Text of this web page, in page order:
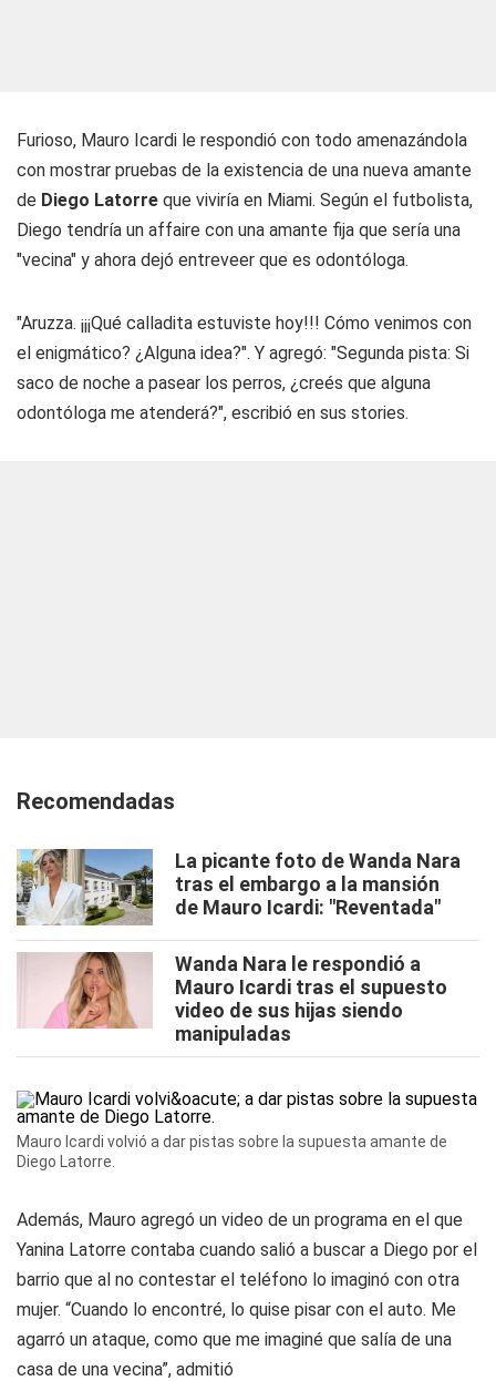
Furioso, Mauro Icardi le respondió con todo amenazándola
con mostrar pruebas de la existencia de una nueva amante
de Diego Latorre que viviría en Miami. Según el futbolista,
Diego tendría un affaire con una amante fija que sería una
"vecina" y ahora dejó entreveer que es odontóloga.
"Aruzza. ¡¡¡Qué calladita estuviste hoy!!! Cómo venimos con
el enigmático? ¿Alguna idea?". Y agregó: "Segunda pista: Si
saco de noche a pasear los perros, ¿creés que alguna
odontóloga me atenderá?", escribió en sus stories.
Recomendadas
La picante foto de Wanda Nara
tras el embargo a la mansión
de Mauro Icardi: "Reventada"
Wanda Nara le respondió a
Mauro Icardi tras el supuesto
video de sus hijas siendo
manipuladas
Mauro Icardi volvió a dar pistas sobre la supuesta amante de
Diego Latorre.
Además, Mauro agregó un video de un programa en el que
Yanina Latorre contaba cuando salió a buscar a Diego por el
barrio que al no contestar el teléfono lo imaginó con otra
mujer. “Cuando lo encontré, lo quise pisar con el auto. Me
agarró un ataque, como que me imaginé que salía de una
casa de una vecina”, admitió